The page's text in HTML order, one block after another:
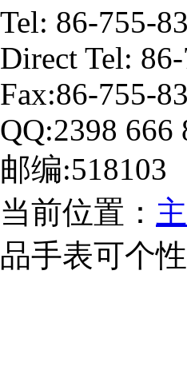
Tel: 86-755-
Direct Tel:
Fax:86-755-
QQ:2398 666
邮编:518103
当前位置：
品手表可个